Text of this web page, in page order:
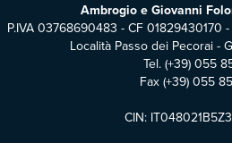
Ambrogio e Giovanni
P.IVA 03768690483 - CF 01829430170
Località Passo dei Pecorai -
Tel.(+39) 055
Fax (+39) 055
CIN: